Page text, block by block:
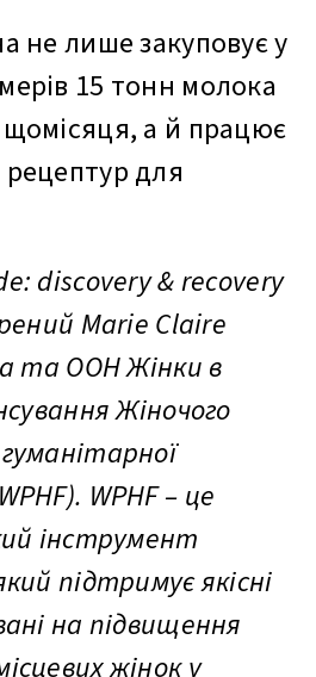
не лише закуповує у
15 тонн молока
а й працює
для
discovery & recovery
Marie Claire
та ООН Жінки в
Жіночого
WPHF – це
інструмент
підтримує якісні
на підвищення
жінок у